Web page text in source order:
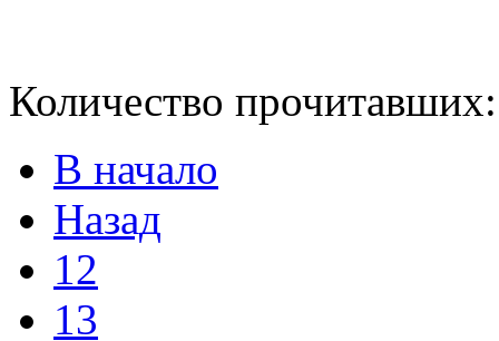
Количество
В начало
Назад
12
13